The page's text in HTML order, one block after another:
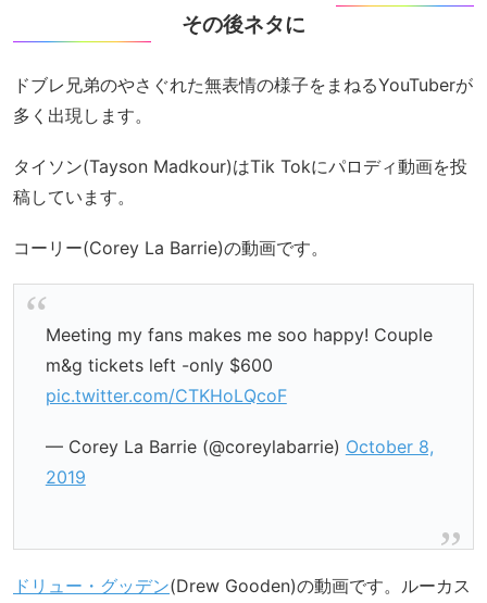
その後ネタに
ドブレ兄弟のやさぐれた無表情の様子をまねるYouTuberが
多く出現します。
タイソン(Tayson Madkour)はTik Tokにパロディ動画を投
稿しています。
コーリー(Corey La Barrie)の動画です。
Meeting my fans makes me soo happy! Couple
m&g tickets left -only $600
pic.twitter.com/CTKHoLQcoF
— Corey La Barrie (@coreylabarrie) October 8,
2019
ドリュー・グッデン(Drew Gooden)の動画です。ルーカス